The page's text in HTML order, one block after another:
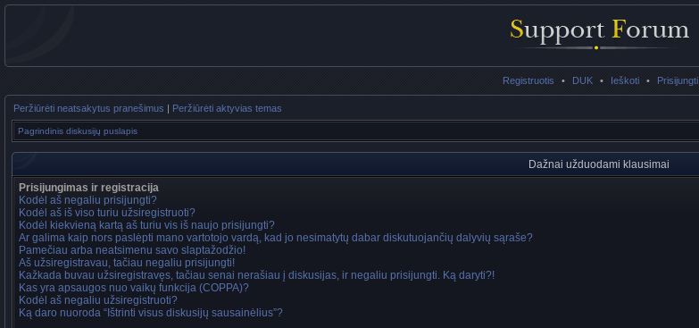
Registruotis • DUK • Ieškoti • Prisijungti
Peržiūrėti neatsakytus pranešimus | Peržiūrėti aktyvias temas
Pagrindinis diskusijų puslapis
Dažnai užduodami klausimai
Prisijungimas ir registracija
Kodėl aš negaliu prisijungti?
Kodėl aš iš viso turiu užsiregistruoti?
Kodėl kiekvieną kartą aš turiu vis iš naujo prisijungti?
Ar galima kaip nors paslėpti mano vartotojo vardą, kad jo nesimatytų dabar diskutuojančių dalyvių sąraše?
Pamečiau arba neatsimenu savo slaptažodžio!
Aš užsiregistravau, tačiau negaliu prisijungti!
Kažkada buvau užsiregistravęs, tačiau senai nerašiau į diskusijas, ir negaliu prisijungti. Ką daryti?!
Kas yra apsaugos nuo vaikų funkcija (COPPA)?
Kodėl aš negaliu užsiregistruoti?
Ką daro nuoroda “Ištrinti visus diskusijų sausainėlius”?